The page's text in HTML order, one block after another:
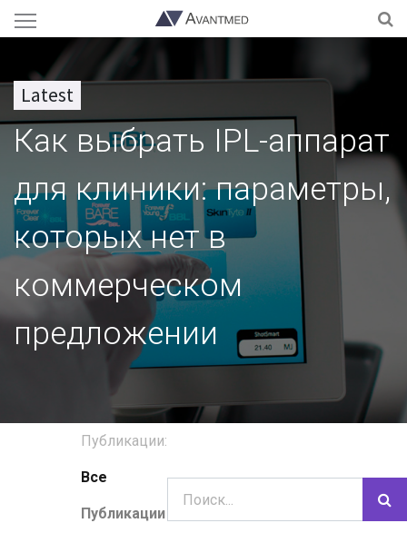
Latest
Как выбрать IPL-аппарат
для клиники: параметры,
которых нет в
коммерческом
предложении
Публикации:
Все
Публикации